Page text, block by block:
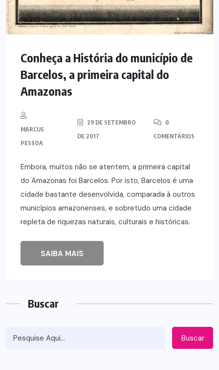
Conheça a História do município de
Barcelos, a primeira capital do
Amazonas
MARCUS
PESSOA
29 DE SETEMBRO
DE 2017
0
COMENTÁRIOS
Embora, muitos não se atentem, a primeira capital
do Amazonas foi Barcelos. Por isto, Barcelos é uma
cidade bastante desenvolvida, comparada à outros
municípios amazonenses, e sobretudo uma cidade
repleta de riquezas naturais, culturais e históricas.
SAIBA MAIS
Buscar
Buscar